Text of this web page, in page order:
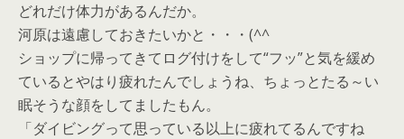
どれだけ体力があるんだか。
河原は遠慮しておきたいかと・・・(^^ゞ
ショップに帰ってきてログ付けをして“フッ”と気を緩め
ているとやはり疲れたんでしょうね、ちょっとたる～い
眠そうな顔をしてましたもん。
「ダイビングって思っている以上に疲れてるんですね